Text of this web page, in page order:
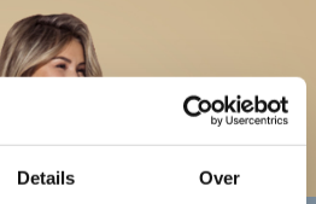
Details Over